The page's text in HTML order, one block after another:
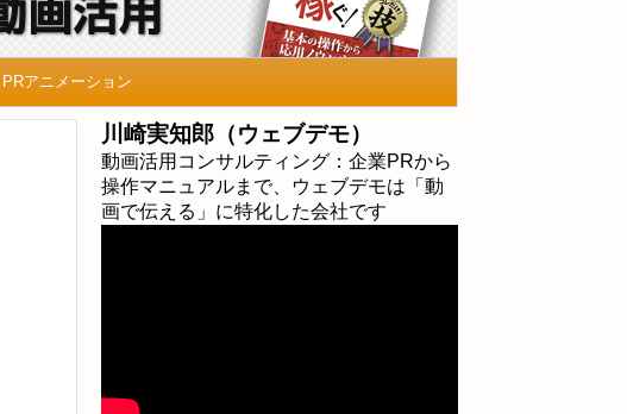
PRアニメーション
川崎実知郎（ウェブデモ）
動画活用コンサルティング：企業PRから
操作マニュアルまで、ウェブデモは「動
画で伝える」に特化した会社です